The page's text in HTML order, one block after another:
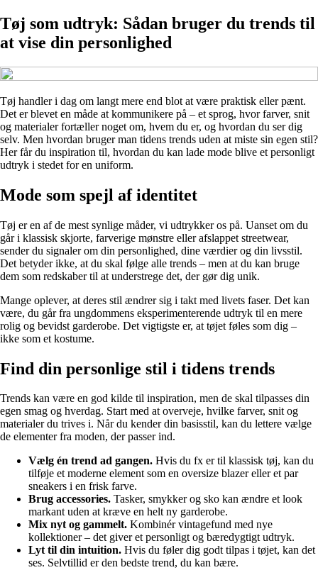
Tøj som udtryk: Sådan bruger du trends til
at vise din personlighed
Tøj handler i dag om langt mere end blot at være praktisk eller pænt.
Det er blevet en måde at kommunikere på – et sprog, hvor farver, snit
og materialer fortæller noget om, hvem du er, og hvordan du ser dig
selv. Men hvordan bruger man tidens trends uden at miste sin egen stil?
Her får du inspiration til, hvordan du kan lade mode blive et personligt
udtryk i stedet for en uniform.
Mode som spejl af identitet
Tøj er en af de mest synlige måder, vi udtrykker os på. Uanset om du
går i klassisk skjorte, farverige mønstre eller afslappet streetwear,
sender du signaler om din personlighed, dine værdier og din livsstil.
Det betyder ikke, at du skal følge alle trends – men at du kan bruge
dem som redskaber til at understrege det, der gør dig unik.
Mange oplever, at deres stil ændrer sig i takt med livets faser. Det kan
være, du går fra ungdommens eksperimenterende udtryk til en mere
rolig og bevidst garderobe. Det vigtigste er, at tøjet føles som dig –
ikke som et kostume.
Find din personlige stil i tidens trends
Trends kan være en god kilde til inspiration, men de skal tilpasses din
egen smag og hverdag. Start med at overveje, hvilke farver, snit og
materialer du trives i. Når du kender din basisstil, kan du lettere vælge
de elementer fra moden, der passer ind.
Vælg én trend ad gangen. Hvis du fx er til klassisk tøj, kan du
tilføje et moderne element som en oversize blazer eller et par
sneakers i en frisk farve.
Brug accessories. Tasker, smykker og sko kan ændre et look
markant uden at kræve en helt ny garderobe.
Mix nyt og gammelt. Kombinér vintagefund med nye
kollektioner – det giver et personligt og bæredygtigt udtryk.
Lyt til din intuition. Hvis du føler dig godt tilpas i tøjet, kan det
ses. Selvtillid er den bedste trend, du kan bære.